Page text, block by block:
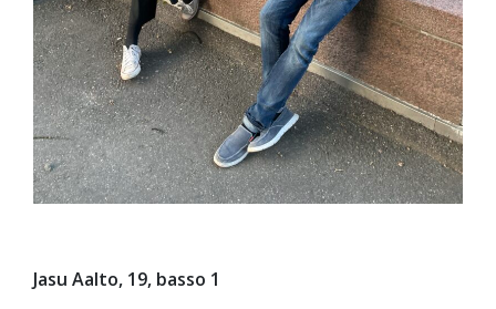
Jasu Aalto, 19, basso 1